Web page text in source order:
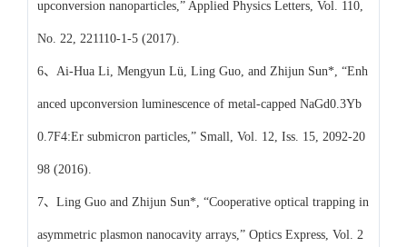
upconversion nanoparticles,” Applied Physics Letters, Vol. 110,
No. 22, 221110-1-5 (2017).
6、Ai-Hua Li, Mengyun Lü, Ling Guo, and Zhijun Sun*, “Enh
anced upconversion luminescence of metal-capped NaGd0.3Yb
0.7F4:Er submicron particles,” Small, Vol. 12, Iss. 15, 2092-20
98 (2016).
7、Ling Guo and Zhijun Sun*, “Cooperative optical trapping in
asymmetric plasmon nanocavity arrays,” Optics Express, Vol. 2